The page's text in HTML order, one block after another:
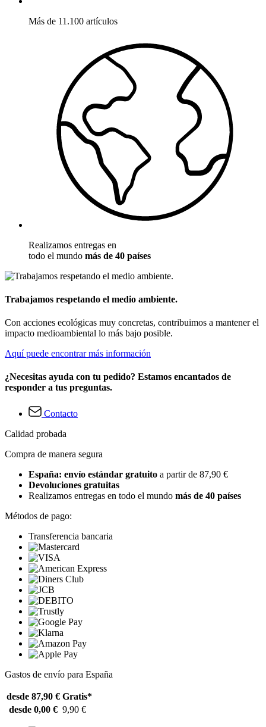
Más de 11.100 artículos
Realizamos entregas en
todo el mundo más de 40 países
Trabajamos respetando el medio ambiente.
Con acciones ecológicas muy concretas, contribuimos a mantener el
impacto medioambiental lo más bajo posible.
Aquí puede encontrar más información
¿Necesitas ayuda con tu pedido? Estamos encantados de
responder a tus preguntas.
Contacto
Calidad probada
Compra de manera segura
España: envío estándar gratuito a partir de 87,90 €
Devoluciones gratuitas
Realizamos entregas en todo el mundo más de 40 países
Métodos de pago:
Transferencia bancaria
Gastos de envío para España
desde 87,90 € Gratis*
desde 0,00 € 9,90 €